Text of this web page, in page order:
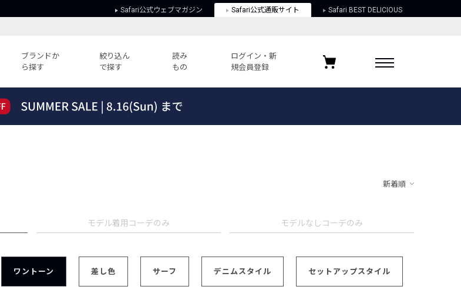
Safari公式ウェブマガジン Safari公式通販サイト Safari BEST DELICIOUS
ブランドか
ら探す
絞り込ん
で探す
読み
もの
ログイン・新
規会員登録
すべての記事
ウィークリーコーデ
レコメンドアイテム
特定商取引に関する法律
お気に入りブランド
新着順
モデル着用コーデのみ モデルなしコーデのみ
ワントーン 差し色 サーフ デニムスタイル セットアップスタイル